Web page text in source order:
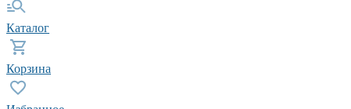
Каталог
Корзина